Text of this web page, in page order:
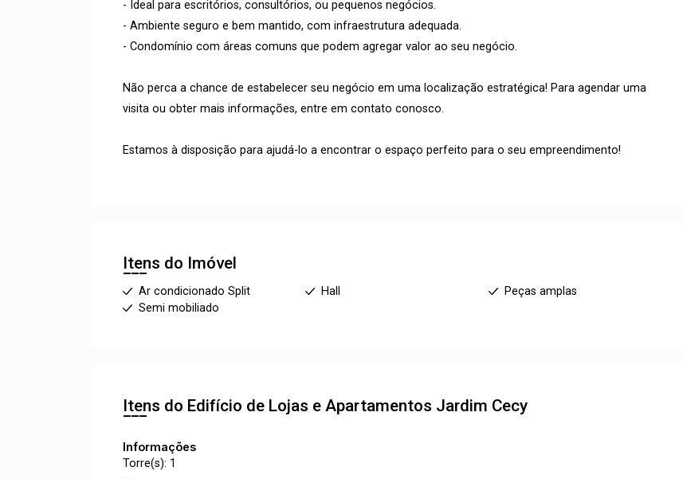
- Ideal para escritórios, consultórios, ou pequenos negócios.
- Ambiente seguro e bem mantido, com infraestrutura adequada.
- Condomínio com áreas comuns que podem agregar valor ao seu negócio.
Não perca a chance de estabelecer seu negócio em uma localização estratégica! Para agendar uma
visita ou obter mais informações, entre em contato conosco.
Estamos à disposição para ajudá-lo a encontrar o espaço perfeito para o seu empreendimento!
Itens do Imóvel
Ar condicionado Split Hall
Peças amplas
Semi mobiliado
Itens do Edifício de Lojas e Apartamentos Jardim Cecy
Informações
Torre(s): 1